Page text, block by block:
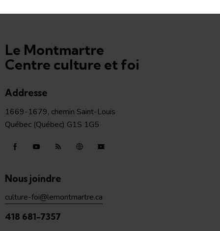
Le Montmartre
Centre culture et foi
Addresse
1669-1679, chemin Saint-Louis
Québec (Québec) G1S 1G5
Nous joindre
culture-foi@lemontmartre.ca
418 681-7357